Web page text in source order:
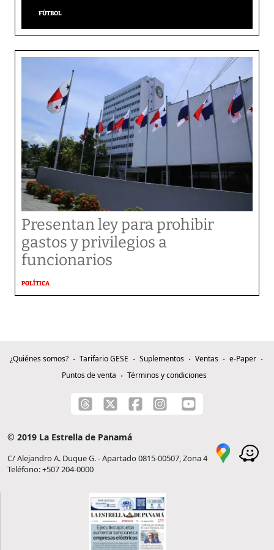
FÚTBOL
Presentan ley para prohibir
gastos y privilegios a
funcionarios
POLÍTICA
¿Quiénes somos? Tarifario GESE Suplementos Ventas
e-Paper
Puntos de venta
Términos y condiciones
© 2019 La Estrella de Panamá
C/ Alejandro A. Duque G. - Apartado 0815-00507, Zona 4
Teléfono: +507 204-0000